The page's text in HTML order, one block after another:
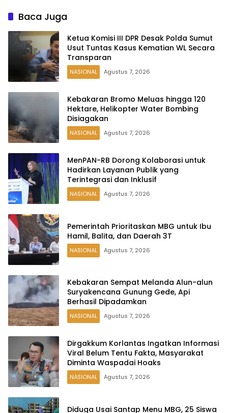
Baca Juga
Ketua Komisi III DPR Desak Polda Sumut
Usut Tuntas Kasus Kematian WL Secara
Transparan
NASIONAL Agustus 7, 2026
Kebakaran Bromo Meluas hingga 120
Hektare, Helikopter Water Bombing
Disiagakan
NASIONAL Agustus 7, 2026
MenPAN-RB Dorong Kolaborasi untuk
Hadirkan Layanan Publik yang
Terintegrasi dan Inklusif
NASIONAL Agustus 7, 2026
Pemerintah Prioritaskan MBG untuk Ibu
Hamil, Balita, dan Daerah 3T
NASIONAL Agustus 7, 2026
Kebakaran Sempat Melanda Alun-alun
Suryakencana Gunung Gede, Api
Berhasil Dipadamkan
NASIONAL Agustus 7, 2026
Dirgakkum Korlantas Ingatkan Informasi
Viral Belum Tentu Fakta, Masyarakat
Diminta Waspadai Hoaks
NASIONAL Agustus 7, 2026
Diduga Usai Santap Menu MBG, 25 Siswa